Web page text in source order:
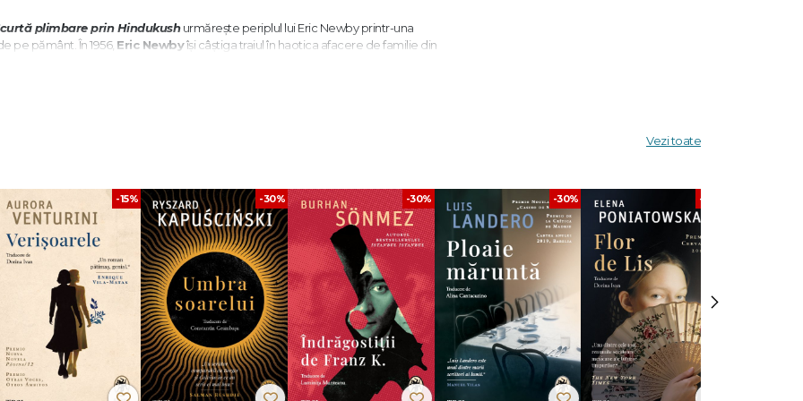
plimbare prin Hindukush urmărește periplul lui Eric Newby printr-una
pe pământ. În 1956, Eric Newbyîși câștiga traiul în haotica afacere de familie din
lui Eric Newby. Este imposibil s-o citești și să nu râzi în hohote.“ -Observer
extravertită, plină de umor și extrem de erudită.“ - Times Literary Supplement
School. În 1938 s-a îmbarcat ca mus pe velierul finlandez Moshulu și a participat
în Europa, prin Capul Horn. În timpul Celui de-Al Doilea Război Mondial a activat
Vezi toate
-15% -30% -30% -30% -30%
›